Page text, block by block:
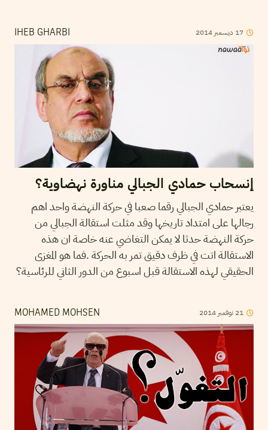
IHEB GHARBI 17 ديسمبر 2014
إنسحاب حمادي الجبالي مناورة نهضاوية؟
يعتبر حمادي الجبالي رقما صعبا في حركة النهضة واحد اهم
رجالها على امتداد تاريخها وقد مثلت استقالة الجبالي من
حركة النهضة حدثا لا يمكن التغاضي عنه خاصة ان هذه
الاستقالة اتت في ظرف دقيق تمر به الحركة .فما هو المغزى
الحقيقي لهذه الاستقالة قبل اسبوع من الدور الثاني للرئاسية؟
MOHAMED MOHSEN 21 نوفمبر 2014